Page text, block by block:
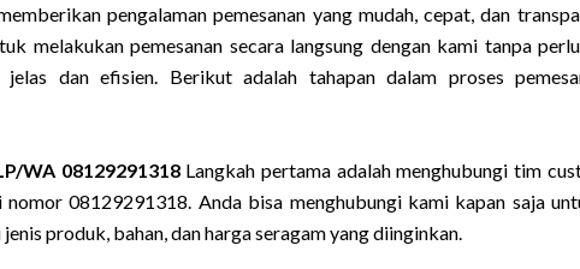
pengalaman pemesanan yang mudah, cepat, dan
melakukan pemesanan secara langsung dengan kami tanpa
jelas dan efisien. Berikut adalah tahapan dalam proses
WA 08129291318Langkah pertama adalah menghubungi tim
08129291318. Anda bisa menghubungi kami kapan saja
produk, bahan, dan harga seragam yang diinginkan.